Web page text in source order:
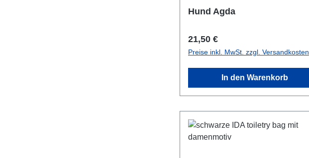
Hund Agda
Regulärer Preis:
21,50 €
Preise inkl. MwSt. zzgl. Versandkosten
In den Warenkorb